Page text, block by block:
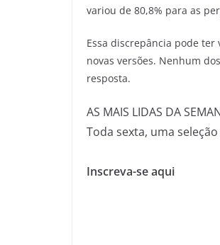
variou de 80,8% para as
Essa discrepância pode
novas versões. Nenhum
resposta.
AS MAIS LIDAS DA
Toda sexta, uma
Inscreva-se aqui